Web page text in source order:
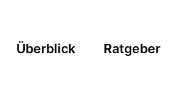
Überblick Ratgeber